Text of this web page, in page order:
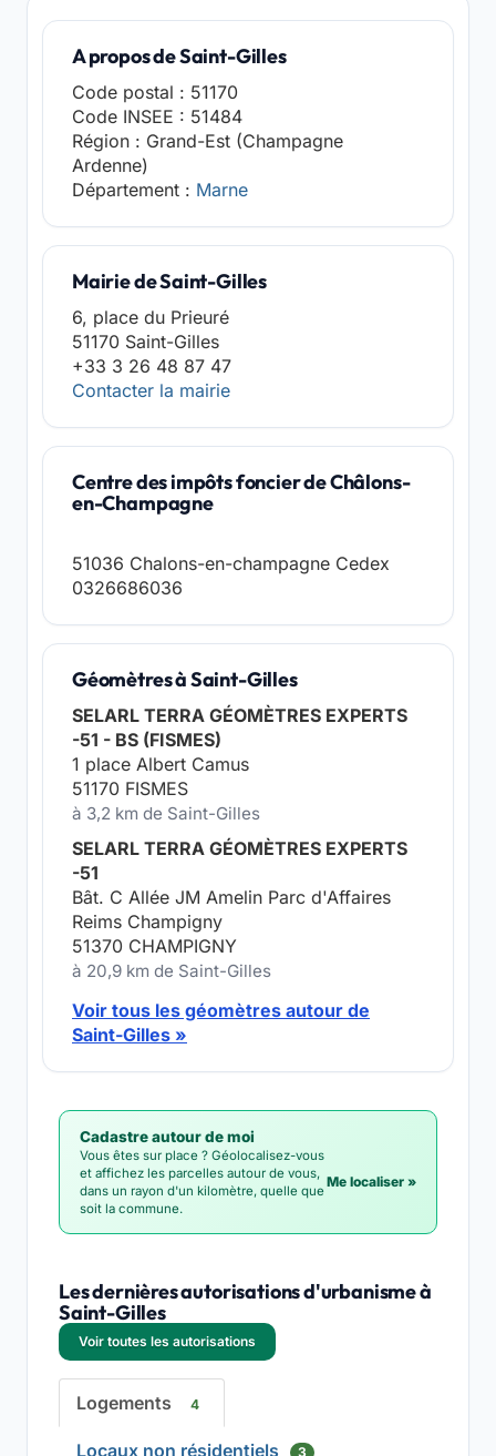
A propos de Saint-Gilles
Code postal : 51170
Code INSEE : 51484
Région : Grand-Est (Champagne
Ardenne)
Département : Marne
Mairie de Saint-Gilles
6, place du Prieuré
51170 Saint-Gilles
+33 3 26 48 87 47
Contacter la mairie
Centre des impôts foncier de Châlons-
en-Champagne
51036 Chalons-en-champagne Cedex
0326686036
Géomètres à Saint-Gilles
SELARL TERRA GÉOMÈTRES EXPERTS
-51 - BS (FISMES)
1 place Albert Camus
51170 FISMES
à 3,2 km de Saint-Gilles
SELARL TERRA GÉOMÈTRES EXPERTS
-51
Bât. C Allée JM Amelin Parc d'Affaires
Reims Champigny
51370 CHAMPIGNY
à 20,9 km de Saint-Gilles
Voir tous les géomètres autour de
Saint-Gilles »
Cadastre autour de moi
Vous êtes sur place ? Géolocalisez-vous
et affichez les parcelles autour de vous,
dans un rayon d'un kilomètre, quelle que
soit la commune.
Me localiser »
Les dernières autorisations d'urbanisme à
Saint-Gilles
Voir toutes les autorisations
Logements 4
Locaux non résidentiels 3